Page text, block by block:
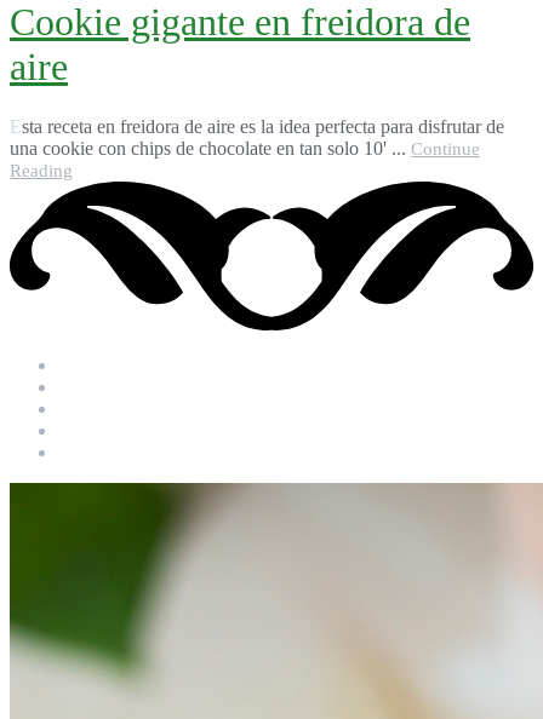
Cookie gigante en freidora de
aire
Esta receta en freidora de aire es la idea perfecta para disfrutar de
una cookie con chips de chocolate en tan solo 10' ... Continue
Reading